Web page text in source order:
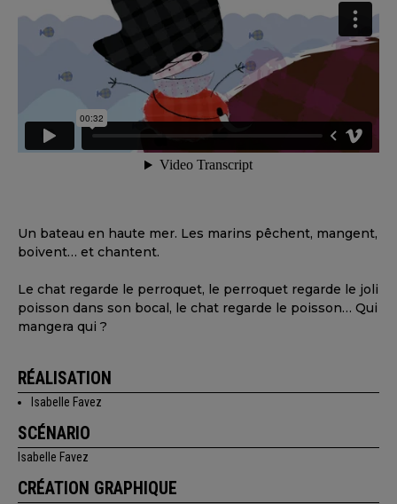
Un bateau en haute mer. Les marins pêchent, mangent,
boivent… et chantent.
Le chat regarde le perroquet, le perroquet regarde le joli
poisson dans son bocal, le chat regarde le poisson… Qui
mangera qui ?
RÉALISATION
Isabelle Favez
SCÉNARIO
Isabelle Favez
CRÉATION GRAPHIQUE